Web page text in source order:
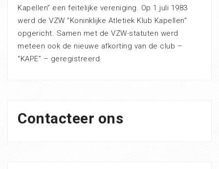
Kapellen” een feitelijke vereniging. Op 1 juli 1983
werd de VZW “Koninklijke Atletiek Klub Kapellen”
opgericht. Samen met de VZW-statuten werd
meteen ook de nieuwe afkorting van de club –
“KAPE” – geregistreerd.
Contacteer ons